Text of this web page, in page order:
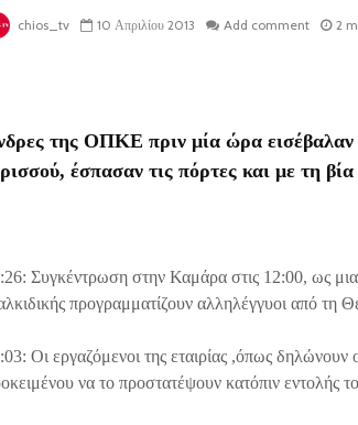
chios_tv 10 Απριλίου 2013 Add comment 2
της ΟΠΚΕ πριν μία ώρα εισέβαλαν
έσπασαν τις πόρτες και με τη
Συγκέντρωση στην Καμάρα στις 12:00, ως
προγραμματίζουν αλληλέγγυοι από τη
Οι εργαζόμενοι της εταιρίας ,όπως
να το προστατέψουν κατόπιν εντολής